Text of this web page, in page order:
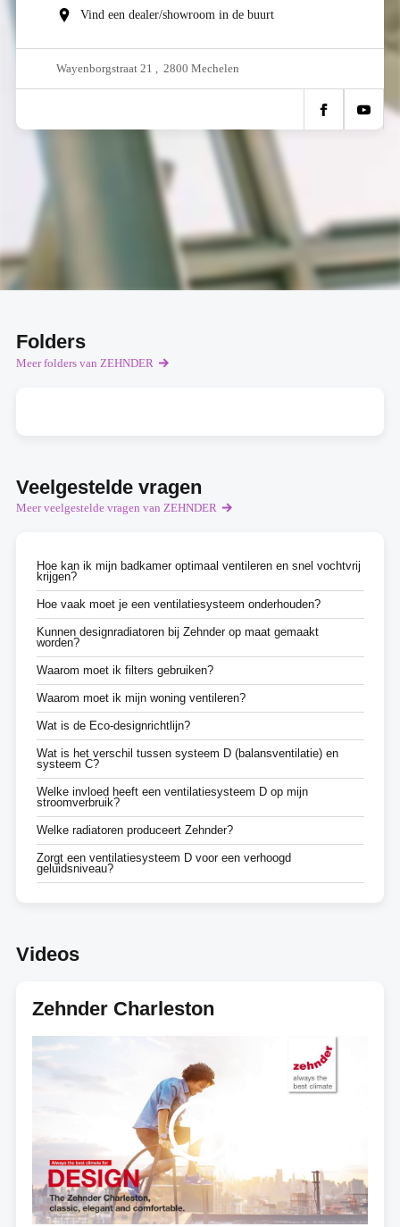
Vind een dealer/showroom in de buurt
Wayenborgstraat 21 , 2800 Mechelen
Folders
Meer folders van ZEHNDER
Veelgestelde vragen
Meer veelgestelde vragen van ZEHNDER
Hoe kan ik mijn badkamer optimaal ventileren en snel vochtvrij
krijgen?
Hoe vaak moet je een ventilatiesysteem onderhouden?
Kunnen designradiatoren bij Zehnder op maat gemaakt
worden?
Waarom moet ik filters gebruiken?
Waarom moet ik mijn woning ventileren?
Wat is de Eco-designrichtlijn?
Wat is het verschil tussen systeem D (balansventilatie) en
systeem C?
Welke invloed heeft een ventilatiesysteem D op mijn
stroomverbruik?
Welke radiatoren produceert Zehnder?
Zorgt een ventilatiesysteem D voor een verhoogd
geluidsniveau?
Videos
Zehnder Charleston